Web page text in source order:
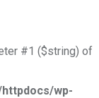
#1 ($string) of
wp-